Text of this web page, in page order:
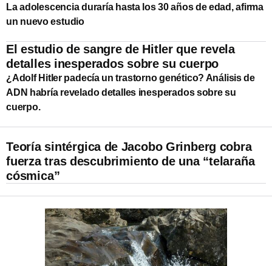
La adolescencia duraría hasta los 30 años de edad, afirma
un nuevo estudio
El estudio de sangre de Hitler que revela
detalles inesperados sobre su cuerpo
¿Adolf Hitler padecía un trastorno genético? Análisis de
ADN habría revelado detalles inesperados sobre su
cuerpo.
Teoría sintérgica de Jacobo Grinberg cobra
fuerza tras descubrimiento de una “telaraña
cósmica”